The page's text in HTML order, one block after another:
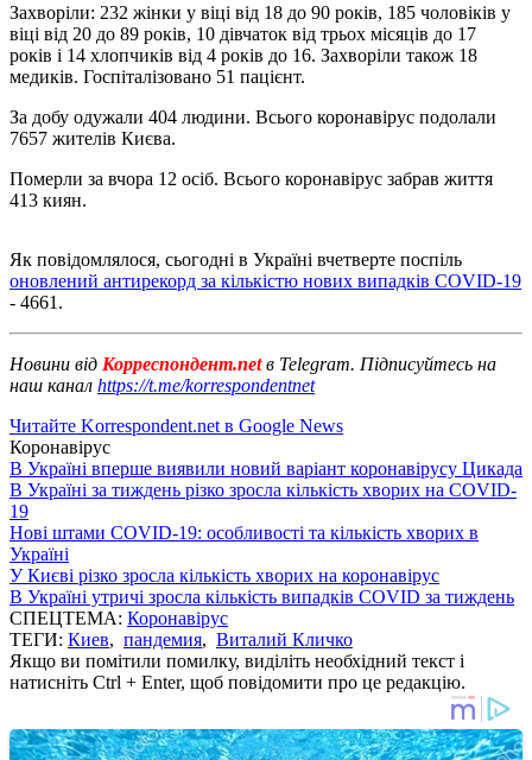
Захворіли: 232 жінки у віці від 18 до 90 років, 185 чоловіків у
віці від 20 до 89 років, 10 дівчаток від трьох місяців до 17
років і 14 хлопчиків від 4 років до 16. Захворіли також 18
медиків. Госпіталізовано 51 пацієнт.
За добу одужали 404 людини. Всього коронавірус подолали
7657 жителів Києва.
Померли за вчора 12 осіб. Всього коронавірус забрав життя
413 киян.
Як повідомлялося, сьогодні в Україні вчетверте поспіль
оновлений антирекорд за кількістю нових випадків COVID-19
- 4661.
Новини від Корреспондент.netв Telegram. Підписуйтесь на
наш канал https://t.me/korrespondentnet
Читайте Korrespondent.net в Google News
Коронавірус
В Україні вперше виявили новий варіант коронавірусу Цикада
В Україні за тиждень різко зросла кількість хворих на COVID-
19
Нові штами COVID-19: особливості та кількість хворих в
Україні
У Києві різко зросла кількість хворих на коронавірус
В Україні утричі зросла кількість випадків COVID за тиждень
СПЕЦТЕМА: Коронавірус
ТЕГИ: Киев, пандемия, Виталий Кличко
Якщо ви помітили помилку, виділіть необхідний текст і
натисніть Ctrl + Enter, щоб повідомити про це редакцію.